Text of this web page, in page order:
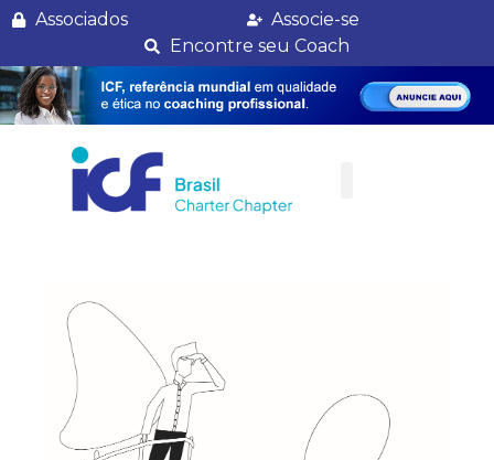
Associados
Associe-se
Encontre seu Coach